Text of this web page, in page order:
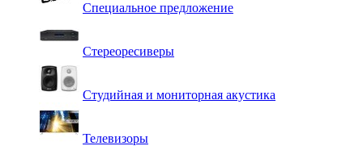
Специальное предложение
Стереоресиверы
Студийная и мониторная акустика
Телевизоры